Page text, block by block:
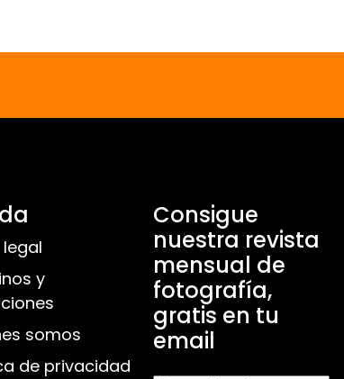
y
somos
de privacidad
Consigue
nuestra revista
mensual de
fotografía,
gratis en tu
email